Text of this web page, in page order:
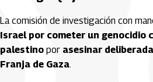
La comisión de investigación con
Israel por cometer un genocidio
palestino por asesinar
Franja de Gaza.